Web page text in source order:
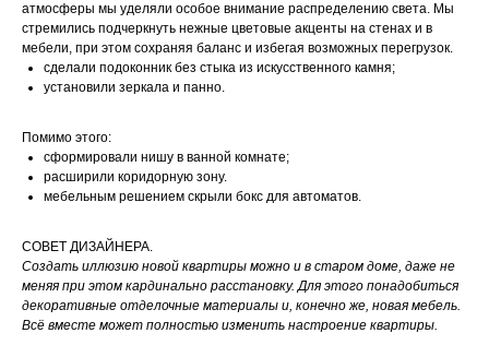
атмосферы мы уделяли особое внимание распределению света. Мы
стремились подчеркнуть нежные цветовые акценты на стенах и в
мебели, при этом сохраняя баланс и избегая возможных перегрузок.
сделали подоконник без стыка из искусственного камня;
установили зеркала и панно.
Помимо этого:
сформировали нишу в ванной комнате;
расширили коридорную зону.
мебельным решением скрыли бокс для автоматов.
СОВЕТ ДИЗАЙНЕРА.
Создать иллюзию новой квартиры можно и в старом доме, даже не
меняя при этом кардинально расстановку. Для этого понадобиться
декоративные отделочные материалы и, конечно же, новая мебель.
Всё вместе может полностью изменить настроение квартиры.